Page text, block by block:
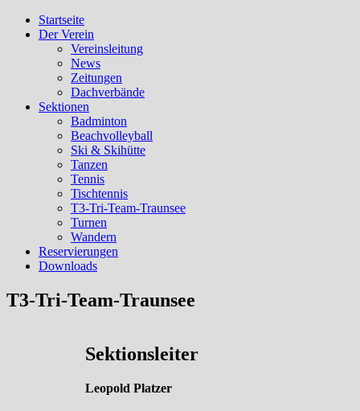
Sportunion Ohlsdorf
Sport und Spass
Startseite
Der Verein
Vereinsleitung
News
Zeitungen
Dachverbände
Sektionen
Badminton
Beachvolleyball
Ski & Skihütte
Tanzen
Tennis
Tischtennis
T3-Tri-Team-Traunsee
Turnen
Wandern
Reservierungen
Downloads
T3-Tri-Team-Traunsee
Sektionsleiter
Leopold Platzer